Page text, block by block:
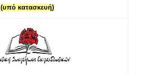
(υπό κατασκευή)